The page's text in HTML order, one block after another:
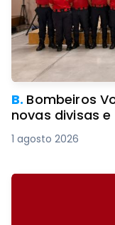
B. Bombeiros
novas divisas
1 agosto 2026